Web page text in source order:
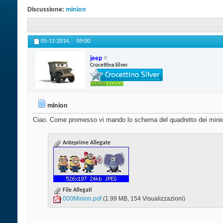
Discussione: minion
05-11-2014, 09:00
jeep
Crocettina Silver
minion
Ciao. Come promesso vi mando lo schema del quadretto dei
Anteprime Allegate
File Allegati
000Minion.pdf‎ (1.99 MB, 154 Visualizzazioni)